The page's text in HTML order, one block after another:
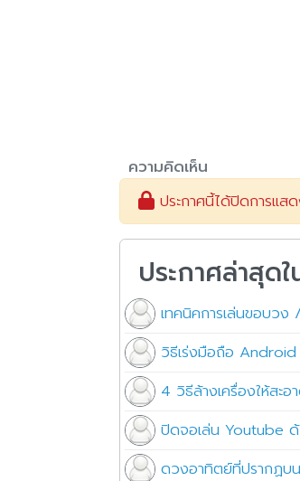
ความคิดเห็น
ประกาศนี้ได้ปิดการแส
ประกาศล่าสุด
เทคนิคการเล่นขอบวง
วิธีเร่งมือถือ Android
4 วิธีล้างเครื่องให้สะ
ปิดจอเล่น Youtube
ดวงอาทิตย์ที่ปรากฏบน